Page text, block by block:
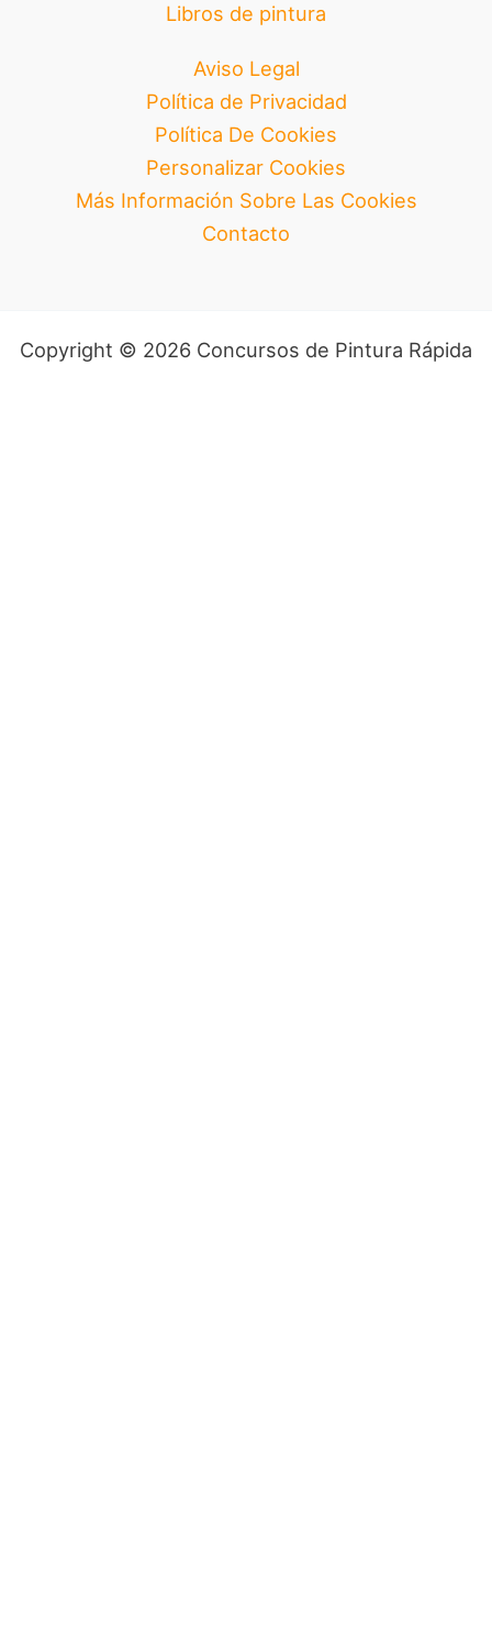
Libros de pintura
Aviso Legal
Política de Privacidad
Política De Cookies
Personalizar Cookies
Más Información Sobre Las Cookies
Contacto
Copyright © 2026 Concursos de Pintura Rápida